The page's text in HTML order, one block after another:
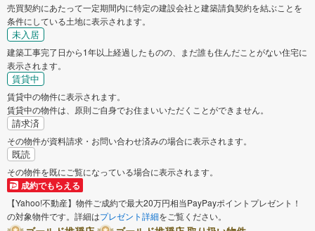
売買契約にあたって一定期間内に特定の建設会社と建築請負契約を結ぶことを
条件にしている土地に表示されます。
未入居
建築工事完了日から1年以上経過したものの、まだ誰も住んだことがない住宅に
表示されます。
賃貸中
賃貸中の物件に表示されます。
賃貸中の物件は、原則ご自身でお住まいいただくことができません。
請求済
その物件が資料請求・お問い合わせ済みの場合に表示されます。
既読
その物件を既にご覧になっている場合に表示されます。
成約でもらえる
【Yahoo!不動産】物件ご成約で最大20万円相当PayPayポイントプレゼント！
の対象物件です。詳細はプレゼント詳細をご覧ください。